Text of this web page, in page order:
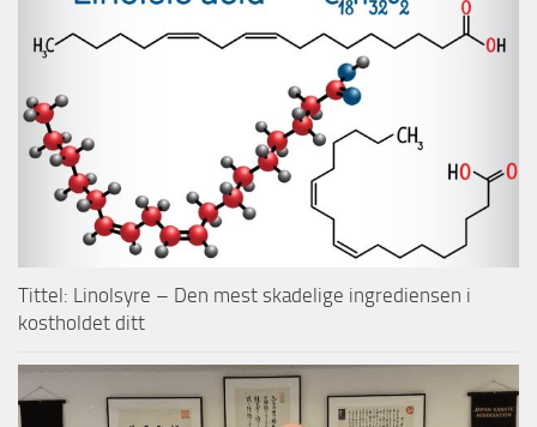
Tittel: Linolsyre – Den mest skadelige ingrediensen i
kostholdet ditt